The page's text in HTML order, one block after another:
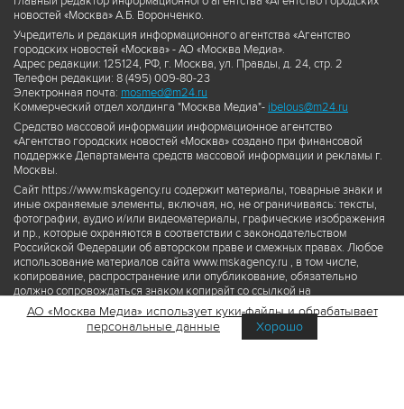
новостей «Москва» А.Б. Воронченко.
Учредитель и редакция информационного агентства «Агентство
городских новостей «Москва» - АО «Москва Медиа».
Адрес редакции: 125124, РФ, г. Москва, ул. Правды, д. 24, стр. 2
Телефон редакции: 8 (495) 009-80-23
Электронная почта: mosmed@m24.ru
Коммерческий отдел холдинга "Москва Медиа"- ibelous@m24.ru
Средство массовой информации информационное агентство
«Агентство городских новостей «Москва» создано при финансовой
поддержке Департамента средств массовой информации и рекламы г.
Москвы.
Сайт https://www.mskagency.ru содержит материалы, товарные знаки и
иные охраняемые элементы, включая, но, не ограничиваясь: тексты,
фотографии, аудио и/или видеоматериалы, графические изображения
и пр., которые охраняются в соответствии с законодательством
Российской Федерации об авторском праве и смежных правах. Любое
использование материалов сайта www.mskagency.ru , в том числе,
копирование, распространение или опубликование, обязательно
должно сопровождаться знаком копирайт со ссылкой на
правообладателя © АО «Москва Медиа», а также гиперссылкой на сайт
www.mskagency.ru как на первоисточник информации. Переработка
материалов сайта www.mskagency.ru не допускается.
АО «Москва Медиа» использует куки-файлы и обрабатывает
персональные данные
Хорошо